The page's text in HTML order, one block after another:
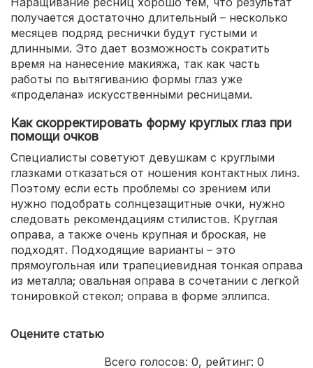
получается достаточно длительный – несколько
месяцев подряд реснички будут густыми и
длинными. Это дает возможность сократить
время на нанесение макияжа, так как часть
работы по вытягиванию формы глаз уже
«проделана» искусственными ресницами.
Как скорректировать форму круглых глаз при
помощи очков
Специалисты советуют девушкам с круглыми
глазками отказаться от ношения контактных линз.
Поэтому если есть проблемы со зрением или
нужно подобрать солнцезащитные очки, нужно
следовать рекомендациям стилистов. Круглая
оправа, а также очень крупная и броская, не
подходят. Подходящие варианты – это
прямоугольная или трапециевидная тонкая оправа
из металла; овальная оправа в сочетании с легкой
тонировкой стекол; оправа в форме эллипса.
Оцените статью
Всего голосов: 0, рейтинг: 0